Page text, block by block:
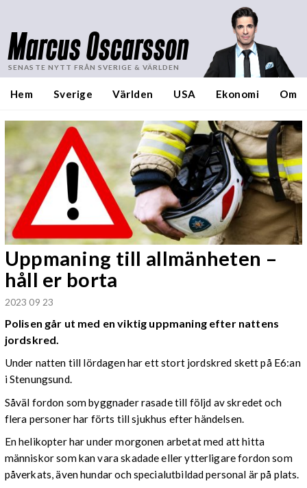
Marcus Oscarsson
SENASTE NYTT FRÅN SVERIGE & VÄRLDEN
Hem Sverige Världen USA Ekonomi Om
Uppmaning till allmänheten –
håll er borta
2023 09 23
Polisen går ut med en viktig uppmaning efter nattens
jordskred.
Under natten till lördagen har ett stort jordskred skett på E6:an
i Stenungsund.
Såväl fordon som byggnader rasade till följd av skredet och
flera personer har förts till sjukhus efter händelsen.
En helikopter har under morgonen arbetat med att hitta
människor som kan vara skadade eller ytterligare fordon som
påverkats, även hundar och specialutbildad personal är på plats.